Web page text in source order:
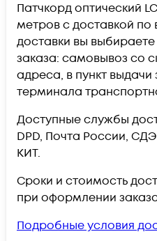
Патчкорд оптический
метров c доставкой
доставки вы
заказа: самовывоз со
адреса, в пункт выдачи
терминала
Доступные службы
DPD, Почта России,
КИТ.
Сроки и стоимость
при оформлении
Подробные условия